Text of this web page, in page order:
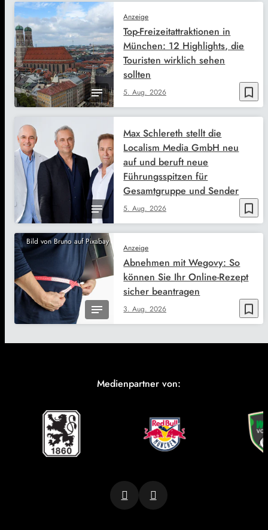
bookmark_border
Anzeige
5. Aug. 2026
Top-Freizeitattraktionen in
München: 12 Highlights, die
Touristen wirklich sehen
sollten
bookmark_border
5. Aug. 2026
Max Schlereth stellt die
Localism Media GmbH neu
auf und beruft neue
Führungsspitzen für
Gesamtgruppe und Sender
Bild von Bruno auf Pixabay
bookmark_border
Anzeige
3. Aug. 2026
Abnehmen mit Wegovy: So
können Sie Ihr Online-Rezept
sicher beantragen
Medienpartner von: